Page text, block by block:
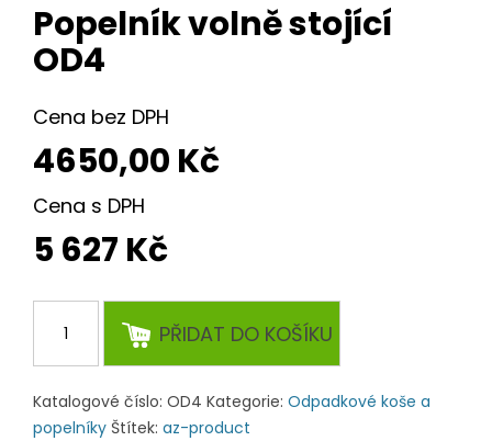
Popelník volně stojící
OD4
Cena bez DPH
4650,00 Kč
Cena s DPH
5 627 Kč
volně
stojící
OD4
množství
PŘIDAT DO KOŠÍKU
Katalogové číslo: OD4 Kategorie: Odpadkové koše a
popelníky Štítek: az-product